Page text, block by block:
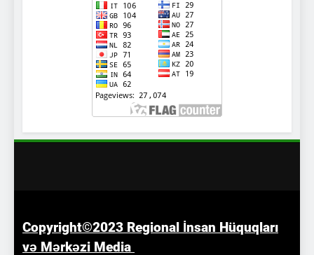
Copyright©2023 Regional İnsan Hüquqları
və Mərkəzi Media